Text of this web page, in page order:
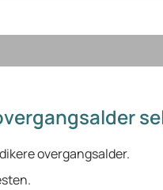
overgangsalder.